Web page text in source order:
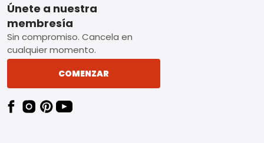
Footer
Únete a nuestra
membresía
Sin compromiso. Cancela en
cualquier momento.
COMENZAR